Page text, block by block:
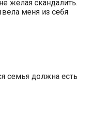
желая скандалить.
меня из себя
семья должна есть